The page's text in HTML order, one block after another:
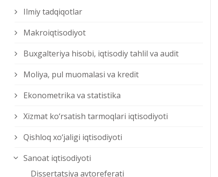
Ilmiy tadqiqotlar
Makroiqtisodiyot
Buxgalteriya hisobi, iqtisodiy tahlil va audit
Moliya, pul muomalasi va kredit
Ekonometrika va statistika
Xizmat kо‘rsatish tarmoqlari iqtisodiyoti
Qishloq xо‘jaligi iqtisodiyoti
Sanoat iqtisodiyoti
Dissertatsiya avtoreferati